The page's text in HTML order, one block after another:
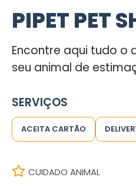
PIPET PET
Encontre aqui tudo o
seu animal de
SERVIÇOS
ACEITA CARTÃO
CUIDADO ANIMAL